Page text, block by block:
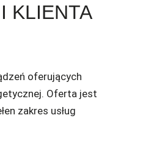
KLIENTA
oferujących
Oferta jest
zakres usług